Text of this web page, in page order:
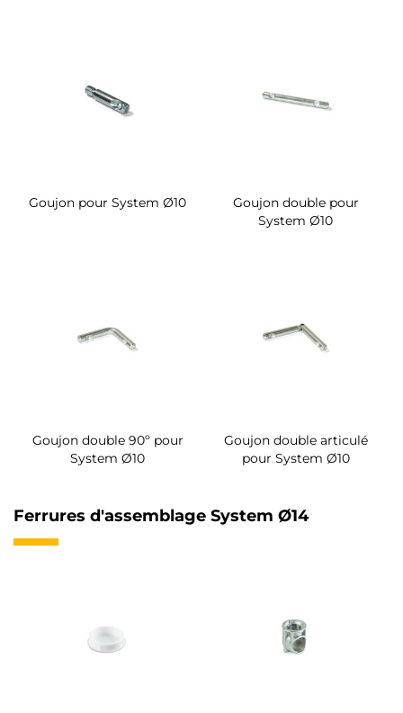
Goujon pour System Ø10
Goujon double pour
System Ø10
Goujon double 90º pour
System Ø10
Goujon double articulé
pour System Ø10
Ferrures d'assemblage System Ø14